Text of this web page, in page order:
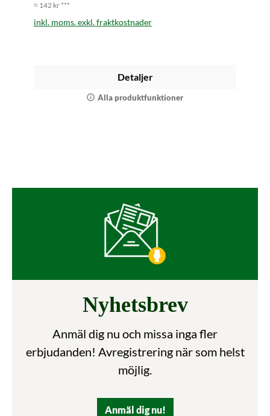
≈ 142 kr ***
inkl. moms. exkl. fraktkostnader
Detaljer
Alla produktfunktioner
Nyhetsbrev
Anmäl dig nu och missa inga fler
erbjudanden! Avregistrering när som helst
möjlig.
Anmäl dig nu!